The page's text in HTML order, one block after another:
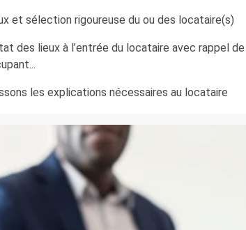
et sélection rigoureuse du ou des locataire(s)
des lieux à l’entrée du locataire avec rappel
les explications nécessaires au locataire